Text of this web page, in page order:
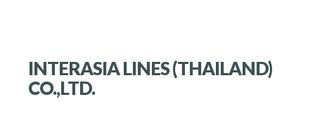
INTERASIA LINES (THAILAND)
CO.,LTD.